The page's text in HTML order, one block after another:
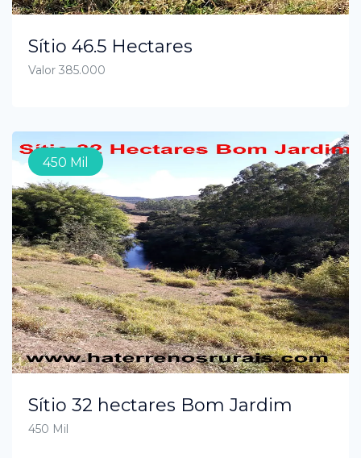
Sítio 46.5 Hectares
Valor 385.000
450 Mil
Sítio 32 hectares Bom Jardim
450 Mil